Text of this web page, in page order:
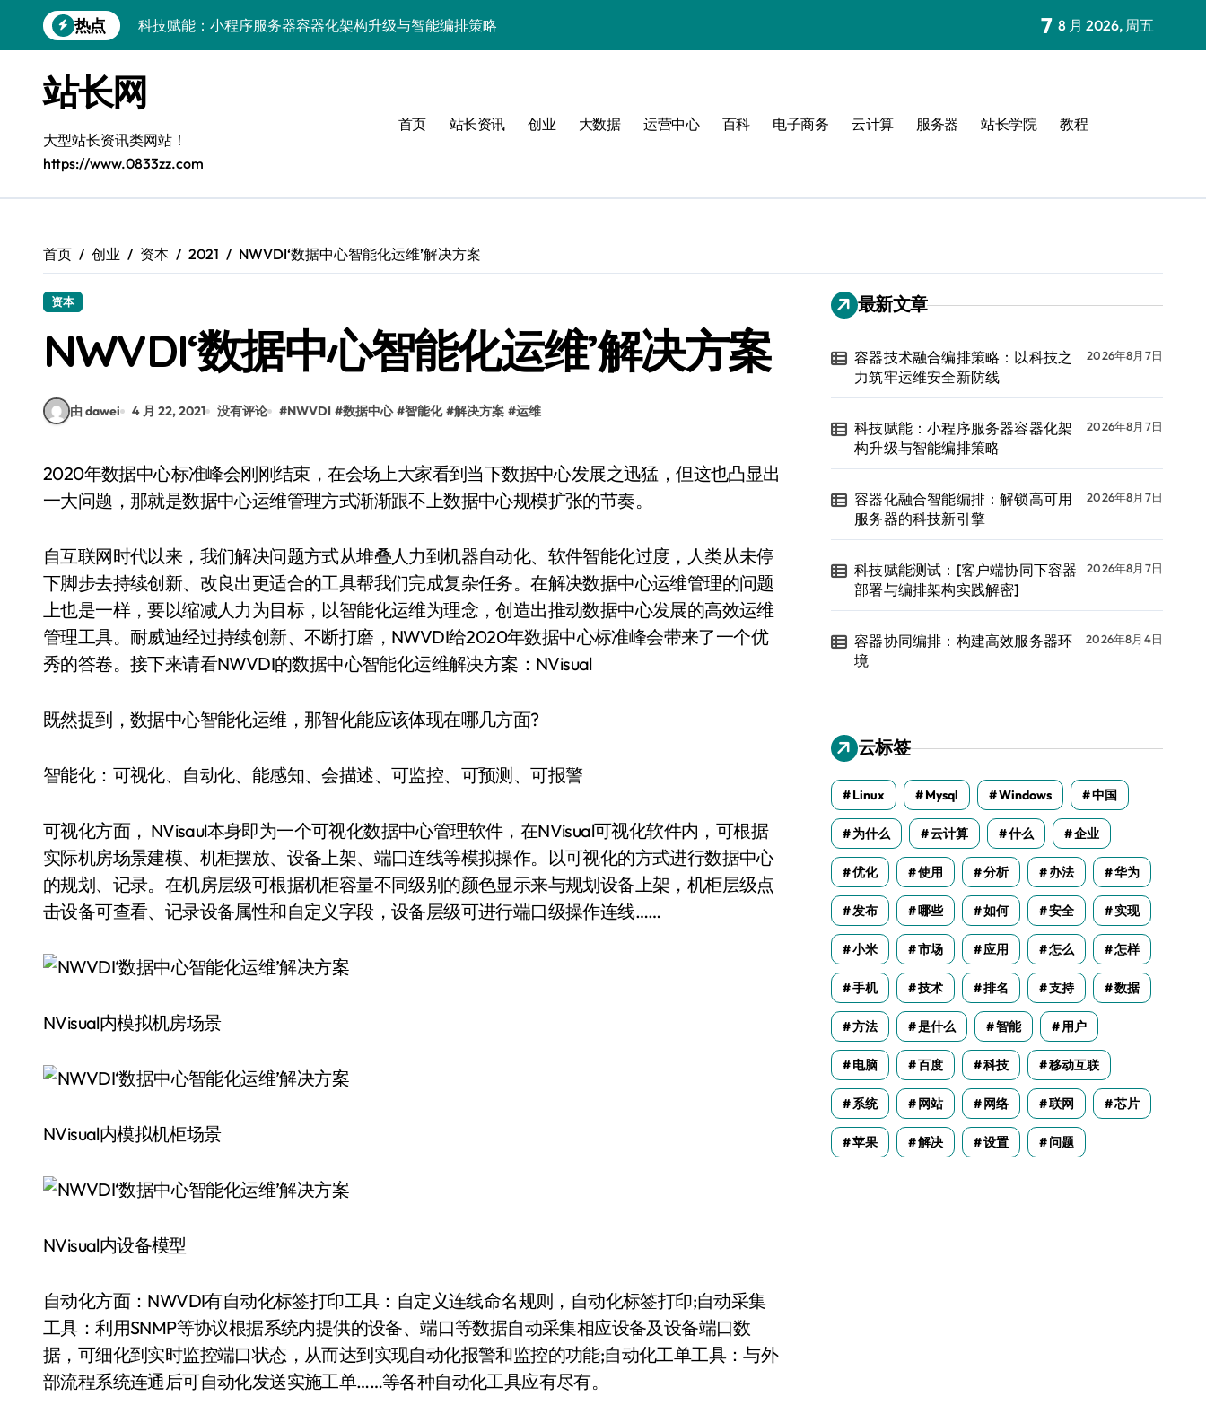
到
热点
科技赋能：小程序服务器容器化架构升级与智能编排策略
科技赋能测试：[客户端协同下容器部署与编排架构实践解密]
容器协同编排：构建高效服务器环境
容器编排：重塑服务器高效管理新范式
鸿蒙生态创新：平台融合赋能创业增长
科技赋能精细化运营，释放媒体生态新价值
容器技术融合编排策略：以科技之力筑牢运维安全新防线
7 8 月 2026, 周五
站长网
大型站长资讯类网站！
https://www.0833zz.com
首页 站长资讯 创业 大数据 运营中心 百科 电子商务 云计算 服务器 站长学院 教程
首页 创业 资本 2021 NWVDI‘数据中心智能化运维’解决方案
资本
NWVDI‘数据中心智能化运维’解决方案
由 dawei 4 月 22, 2021 没有评论 #NWVDI #数据中心 #智能化 #解决方案 #运维
2020年数据中心标准峰会刚刚结束，在会场上大家看到当下数据中心发展之迅猛，但这也凸显出
一大问题，那就是数据中心运维管理方式渐渐跟不上数据中心规模扩张的节奏。
自互联网时代以来，我们解决问题方式从堆叠人力到机器自动化、软件智能化过度，人类从未停
下脚步去持续创新、改良出更适合的工具帮我们完成复杂任务。在解决数据中心运维管理的问题
上也是一样，要以缩减人力为目标，以智能化运维为理念，创造出推动数据中心发展的高效运维
管理工具。耐威迪经过持续创新、不断打磨，NWVDI给2020年数据中心标准峰会带来了一个优
秀的答卷。接下来请看NWVDI的数据中心智能化运维解决方案：NVisual
既然提到，数据中心智能化运维，那智化能应该体现在哪几方面?
智能化：可视化、自动化、能感知、会描述、可监控、可预测、可报警
可视化方面， NVisaul本身即为一个可视化数据中心管理软件，在NVisual可视化软件内，可根据
实际机房场景建模、机柜摆放、设备上架、端口连线等模拟操作。以可视化的方式进行数据中心
的规划、记录。在机房层级可根据机柜容量不同级别的颜色显示来与规划设备上架，机柜层级点
击设备可查看、记录设备属性和自定义字段，设备层级可进行端口级操作连线……
NVisual内模拟机房场景
NVisual内模拟机柜场景
NVisual内设备模型
自动化方面：NWVDI有自动化标签打印工具：自定义连线命名规则，自动化标签打印;自动采集
工具：利用SNMP等协议根据系统内提供的设备、端口等数据自动采集相应设备及设备端口数
据，可细化到实时监控端口状态，从而达到实现自动化报警和监控的功能;自动化工单工具：与外
部流程系统连通后可自动化发送实施工单……等各种自动化工具应有尽有。
最新文章
容器技术融合编排策略：以科技之
力筑牢运维安全新防线
2026年8月7日
科技赋能：小程序服务器容器化架
构升级与智能编排策略
2026年8月7日
容器化融合智能编排：解锁高可用
服务器的科技新引擎
2026年8月7日
科技赋能测试：[客户端协同下容器
部署与编排架构实践解密]
2026年8月7日
容器协同编排：构建高效服务器环
境
2026年8月4日
云标签
Linux Mysql Windows 中国
为什么 云计算 什么 企业
优化 使用 分析 办法 华为
发布 哪些 如何 安全 实现
小米 市场 应用 怎么 怎样
手机 技术 排名 支持 数据
方法 是什么 智能 用户
电脑 百度 科技 移动互联
系统 网站 网络 联网 芯片
苹果 解决 设置 问题